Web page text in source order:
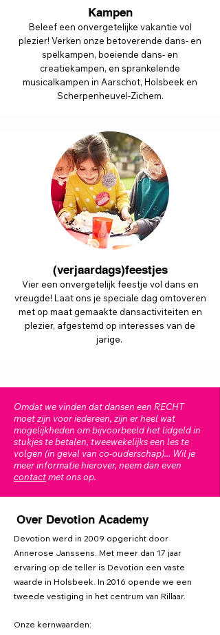
Kampen
Beleef een onvergetelijke vakantie vol
plezier! Verken onze betoverende dans- en
spelkampen, boeiende dans- en
creatiekampen, en sprankelende
musicalkampen in Aarschot, Holsbeek en
Scherpenheuvel-Zichem.
(verjaardags)feestjes
Vier een onvergetelijk feestje vol dans en
vreugde! Laat ons je speciale dag omtoveren
met op maat gemaakte dansactiviteiten en
plezier, afgestemd op interesses van de
jarige.
Omdat we vinden dat dansen een RECHT
moet zijn voor iedereen, zijn er heel wat
mogelijkheden om bijvoorbeeld het lidgeld in
stukjes te betalen, tweewekelijks een les te
volgen (in geval van co-ouderschap)... Wil je
meer informatie hierover, neem dan even
contactmet ons op.
Over Devotion Academy
Devotion werd in 2009 opgericht door
Annerose Janssens. Met meer dan 17 jaar
ervaring op de teller is Devotion een vaste
waarde in Holsbeek. In 2016 opende we een
tweede vestiging in het centrum van Rillaar.
Onze kernwaarden: